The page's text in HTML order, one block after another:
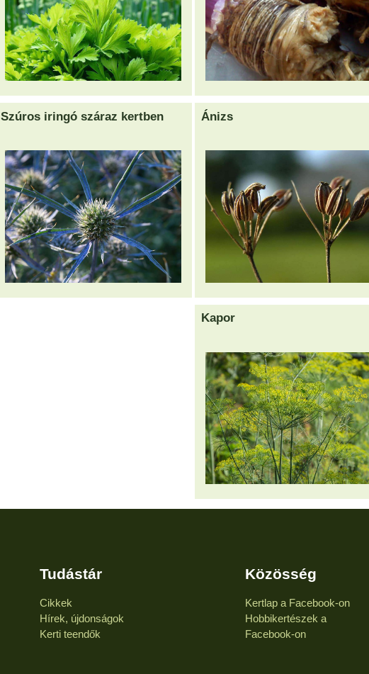
Szúros iringó száraz kertben Ánizs
Kapor
Tudástár
Cikkek
Hírek, újdonságok
Kerti teendők
Közösség
Kertlap a Facebook-on
Hobbikertészek a
Facebook-on